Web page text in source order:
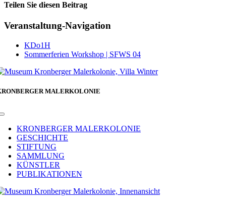
Teilen Sie diesen Beitrag
Facebook
Veranstaltung-Navigation
KDo1H
Sommerferien Workshop | SFWS 04
MALERKOLONIE
Toggle
NavigationKRONBERGER MALERKOLONIE
GESCHICHTE
STIFTUNG
SAMMLUNG
KÜNSTLER
PUBLIKATIONEN